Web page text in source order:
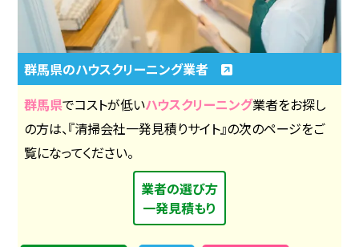
群馬県のハウスクリーニング業者
群馬県でコストが低いハウスクリーニング業者をお探し
の方は、『清掃会社一発見積りサイト』の次のページをご
覧になってください。
業者の選び方
一発見積もり